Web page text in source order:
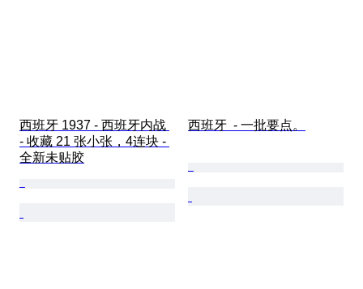
西班牙 1937 - 西班牙内战
- 收藏 21 张小张，4连块 -
全新未贴胶
西班牙  - 一批要点。